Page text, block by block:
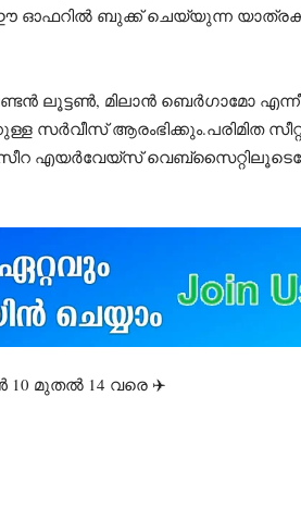
ഓഫറിൽ ബുക്ക് ചെയ്യുന്ന
ലൂട്ടൺ, മിലാൻ ബെർഗാമോ
സർവീസ് ആരംഭിക്കും.പരിമിത
ജസീറ എയർവേയ്സ്
മുതൽ 14 വരെ ✈️